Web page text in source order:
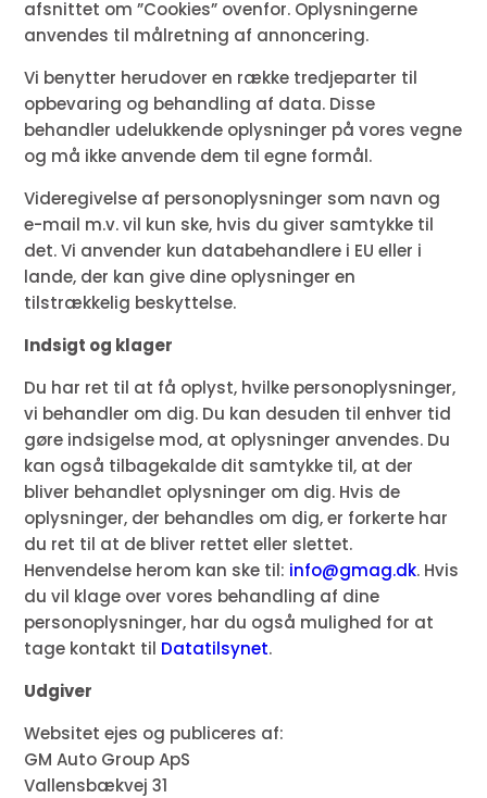
afsnittet om ”Cookies” ovenfor. Oplysningerne
anvendes til målretning af annoncering.
Vi benytter herudover en række tredjeparter til
opbevaring og behandling af data. Disse
behandler udelukkende oplysninger på vores vegne
og må ikke anvende dem til egne formål.
Videregivelse af personoplysninger som navn og
e-mail m.v. vil kun ske, hvis du giver samtykke til
det. Vi anvender kun databehandlere i EU eller i
lande, der kan give dine oplysninger en
tilstrækkelig beskyttelse.
Indsigt og klager
Du har ret til at få oplyst, hvilke personoplysninger,
vi behandler om dig. Du kan desuden til enhver tid
gøre indsigelse mod, at oplysninger anvendes. Du
kan også tilbagekalde dit samtykke til, at der
bliver behandlet oplysninger om dig. Hvis de
oplysninger, der behandles om dig, er forkerte har
du ret til at de bliver rettet eller slettet.
Henvendelse herom kan ske til: info@gmag.dk. Hvis
du vil klage over vores behandling af dine
personoplysninger, har du også mulighed for at
tage kontakt til Datatilsynet.
Udgiver
Websitet ejes og publiceres af:
GM Auto Group ApS
Vallensbækvej 31